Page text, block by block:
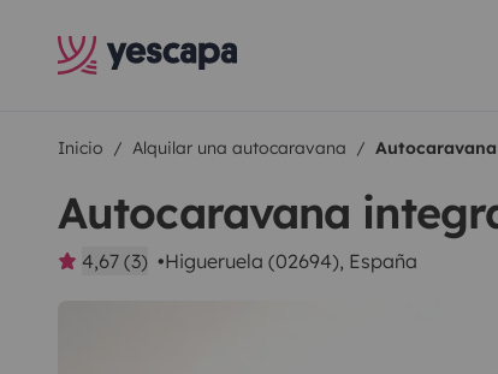
Inicio Alquilar una autocaravana
Autocaravana
4,67 (3) Higueruela (02694), España